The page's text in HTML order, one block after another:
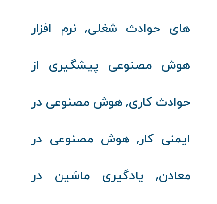
های حوادث شغلی,نرم‌ افزار
هوش مصنوعی پیشگیری از
حوادث کاری, هوش مصنوعی در
ایمنی کار, هوش مصنوعی در
معادن, یادگیری ماشین در